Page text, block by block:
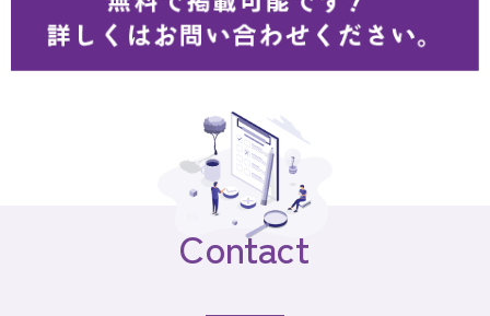
Contact